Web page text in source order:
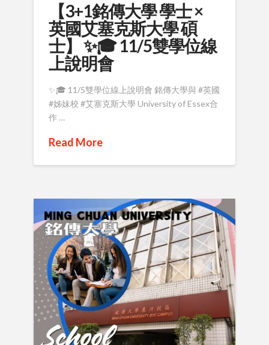
【3+1銘傳大學 學士 ×
英國艾塞克斯大學 碩
士】 ✨🎓 11/5雙學位線
上說明會
✨🎓 11/5雙學位線上說明會 銘傳大學與 #英國
#姊妹校 #艾塞克斯大學 University of Essex合
作 …
Read More